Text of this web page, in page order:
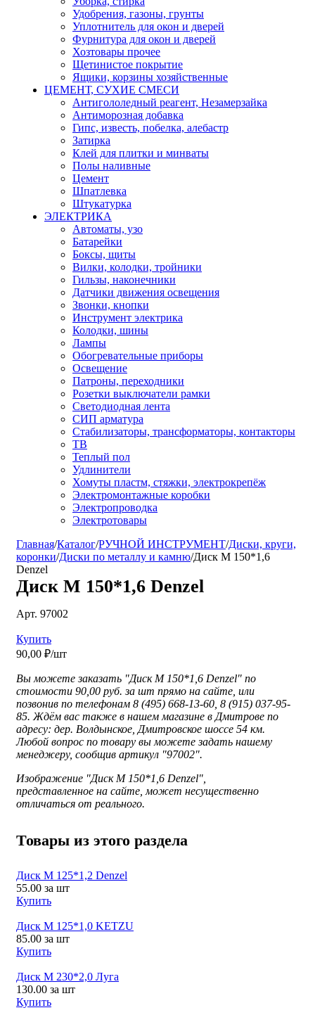
Удобрения, газоны, грунты
Уплотнитель для окон и дверей
Фурнитура для окон и дверей
Хозтовары прочее
Щетинистое покрытие
Ящики, корзины хозяйственные
ЦЕМЕНТ, СУХИЕ СМЕСИ
Антигололедный реагент, Незамерзайка
Антиморозная добавка
Гипс, известь, побелка, алебастр
Затирка
Клей для плитки и минваты
Полы наливные
Цемент
Шпатлевка
Штукатурка
ЭЛЕКТРИКА
Автоматы, узо
Батарейки
Боксы, щиты
Вилки, колодки, тройники
Гильзы, наконечники
Датчики движения освещения
Звонки, кнопки
Инструмент электрика
Колодки, шины
Лампы
Обогревательные приборы
Освещение
Патроны, переходники
Розетки выключатели рамки
Светодиодная лента
СИП арматура
Стабилизаторы, трансформаторы, контакторы
ТВ
Теплый пол
Удлинители
Хомуты пластм, стяжки, электрокрепёж
Электромонтажные коробки
Электропроводка
Электротовары
Главная/Каталог/РУЧНОЙ ИНСТРУМЕНТ/Диски, круги,
коронки/Диски по металлу и камню/Диск М 150*1,6
Denzel
Диск М 150*1,6 Denzel
Арт. 97002
Купить
90,00 ₽/шт
Вы можете заказать "Диск М 150*1,6 Denzel" по
стоимости 90,00 руб. за шт прямо на сайте, или
позвонив по телефонам 8 (495) 668-13-60, 8 (915) 037-95-
85. Ждём вас также в нашем магазине в Дмитрове по
адресу: дер. Волдынское, Дмитровское шоссе 54 км.
Любой вопрос по товару вы можете задать нашему
менеджеру, сообщив артикул "97002".
Изображение "Диск М 150*1,6 Denzel",
представленное на сайте, может несущественно
отличаться от реального.
Товары из этого раздела
Диск М 125*1,2 Denzel
55.00 за шт
Купить
Диск М 125*1,0 KETZU
85.00 за шт
Купить
Диск М 230*2,0 Луга
130.00 за шт
Купить